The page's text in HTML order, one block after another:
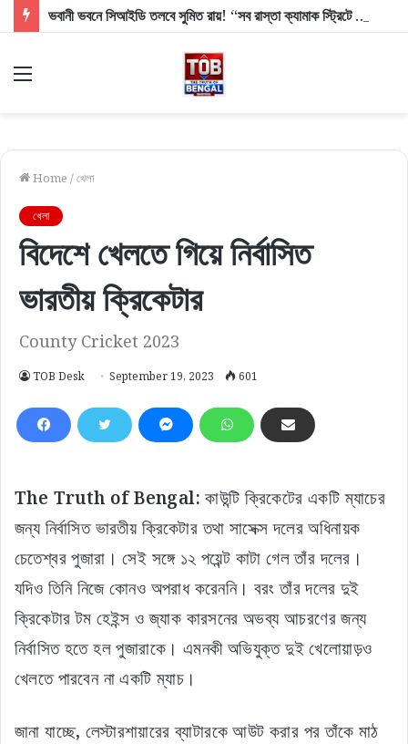
ভবানী ভবনে সিআইডি তলবে সুমিত রায়! “সব রাস্তা ক্যামাক স্ট্রিটে গিয়ে থামবে,” বিস্ফোরক ঋতব্রত
Menu
Home /খেলা
খেলা
বিদেশে খেলতে গিয়ে নির্বাসিত
ভারতীয় ক্রিকেটার
County Cricket 2023
TOB Desk September 19, 2023 601
The Truth of Bengal: কাউন্টি ক্রিকেটের একটি ম্যাচের
জন্য নির্বাসিত ভারতীয় ক্রিকেটার তথা সাসেক্স দলের অধিনায়ক
চেতেশ্বর পুজারা। সেই সঙ্গে ১২ পয়েন্ট কাটা গেল তাঁর দলের।
যদিও তিনি নিজে কোনও অপরাধ করেননি। বরং তাঁর দলের দুই
ক্রিকেটার টম হেইন্স ও জ্যাক কারসনের অভব্য আচরণের জন্য
নির্বাসিত হতে হল পুজারাকে। এমনকী অভিযুক্ত দুই খেলোয়াড়ও
খেলতে পারবেন না একটি ম্যাচ।
জানা যাচ্ছে, লেস্টারশায়ারের ব্যাটারকে আউট করার পর তাঁকে মাঠ